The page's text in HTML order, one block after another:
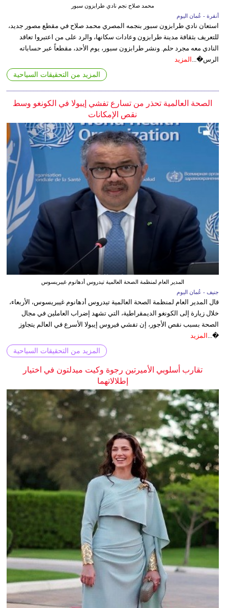
محمد صلاح نجم نادي طرابزون سبور
أنقرة - عُمان اليوم
استعان نادي طرابزون سبور بنجمه المصري محمد صلاح في مقطع مصور جديد،
للتعريف بثقافة مدينة طرابزون وعادات سكانها، والرد على من اعتبروا تعاقد
النادي معه مجرد حلم. ونشر طرابزون سبور، يوم الأحد، مقطعاً عبر حساباته
الرس�... المزيد
المزيد من التحقيقات السياحية
الصحة العالمية تحذر من تسارع تفشي إيبولا في الكونغو وسط
نقص الإمكانات
المدير العام لمنظمة الصحة العالمية تيدروس أدهانوم غيبريسوس
جنيف - عُمان اليوم
قال المدير العام لمنظمة الصحة العالمية تيدروس أدهانوم غيبريسوس، الأربعاء،
خلال زيارة إلى الكونغو الديمقراطية، التي تشهد إضراب العاملين في مجال
الصحة بسبب نقص الأجور، إن تفشي فيروس إيبولا الأسرع في العالم يتجاوز
�... المزيد
المزيد من التحقيقات السياحية
تقارب أسلوبي الأميرتين رجوة وكيت ميدلتون في اختيار
إطلالاتهما